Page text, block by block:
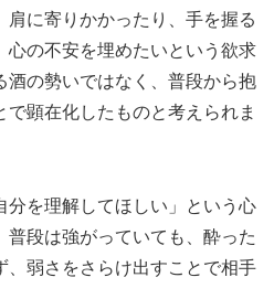
に寄りかかったり、手を握る
心の不安を埋めたいという欲求
酒の勢いではなく、普段から抱
で顕在化したものと考えられま
分を理解してほしい」という心
段は強がっていても、酔った
、弱さをさらけ出すことで相手